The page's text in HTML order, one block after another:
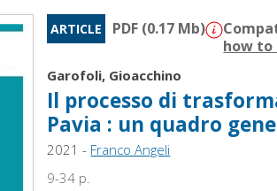
ARTICLE PDF (0.17 Mb)
how to
Garofoli, Gioacchino
Il processo di
Pavia : un quadro
2021 - Franco Angeli
9-34 p.